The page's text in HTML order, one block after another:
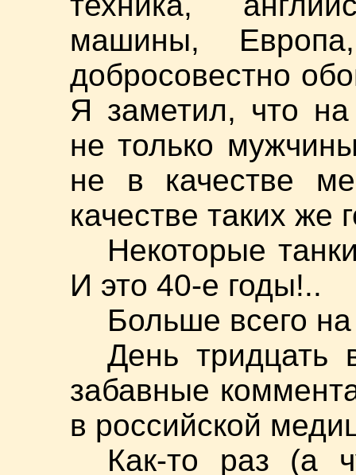
машины,
добросовестно
Я заметил, что на
не только
не в качестве
качестве таких же
Некоторые
И это 40-е годы!..
Больше всего
День тридцать
забавные
в российской
Как-то раз (а